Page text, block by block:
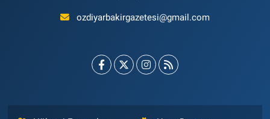
ozdiyarbakirgazetesi@gmail.com